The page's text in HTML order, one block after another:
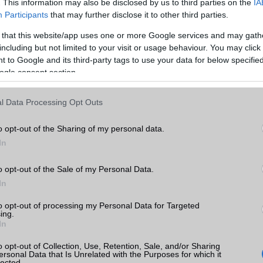
This information may also be disclosed by us to third parties on the
Participants that may further disclose it to other third parties.
that this website/app uses one or more Google services and may
but not limited to your visit or usage behaviour. You may
to Google and its third-party tags to use your data for below
consent section.
Data Processing Opt Outs
opt-out of the Sharing of my personal data.
opt-out of the Sale of my Personal Data.
opt-out of processing my Personal Data for Targeted
opt-out of Collection, Use, Retention, Sale, and/or Sharing
Data that Is Unrelated with the Purposes for which it
MEMÓRIA ÉS TÁRHELY
Telefonkönyv db dinamikus
Min. memória 3 GB
Memória bővíthetőség
EDGE
EMS/E-mail push eMail
Infraport Nincs